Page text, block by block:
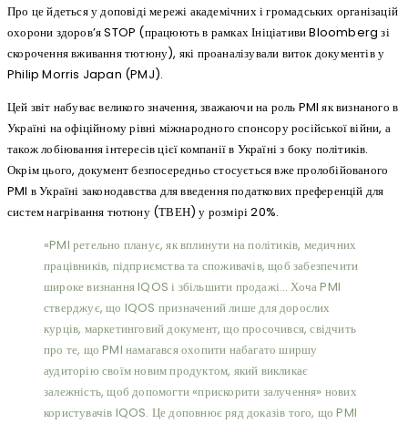
Про це йдеться у доповіді мережі академічних і громадських організацій
охорони здоров’я STOP (працюють в рамках Ініціативи Bloomberg зі
скорочення вживання тютюну), які проаналізували виток документів у
Philip Morris Japan (PMJ).
Цей звіт набуває великого значення, зважаючи на роль PMI як визнаного в
Україні на офіційному рівні міжнародного спонсору російської війни, а
також лобіювання інтересів цієї компанії в Україні з боку політиків.
Окрім цього, документ безпосередньо стосується вже пролобійованого
PMI в Україні законодавства для введення податкових преференцій для
систем нагрівання тютюну (ТВЕН) у розмірі 20%.
«PMI ретельно планує, як вплинути на політиків, медичних
працівників, підприємства та споживачів, щоб забезпечити
широке визнання IQOS і збільшити продажі… Хоча PMI
стверджує, що IQOS призначений лише для дорослих
курців, маркетинговий документ, що просочився, свідчить
про те, що PMI намагався охопити набагато ширшу
аудиторію своїм новим продуктом, який викликає
залежність, щоб допомогти «прискорити залучення» нових
користувачів IQOS. Це доповнює ряд доказів того, що PMI